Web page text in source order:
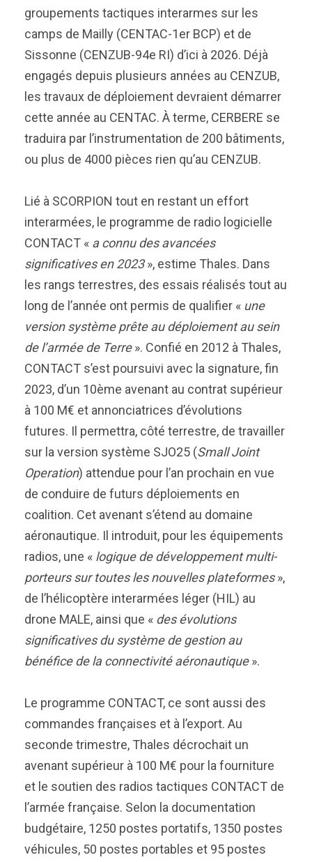
groupements tactiques interarmes sur les
camps de Mailly (CENTAC-1er BCP) et de
Sissonne (CENZUB-94e RI) d’ici à 2026. Déjà
engagés depuis plusieurs années au CENZUB,
les travaux de déploiement devraient démarrer
cette année au CENTAC. À terme, CERBERE se
traduira par l’instrumentation de 200 bâtiments,
ou plus de 4000 pièces rien qu’au CENZUB.
Lié à SCORPION tout en restant un effort
interarmées, le programme de radio logicielle
CONTACT « a connu des avancées
significatives en 2023», estime Thales. Dans
les rangs terrestres, des essais réalisés tout au
long de l’année ont permis de qualifier « une
version système prête au déploiement au sein
de l’armée de Terre». Confié en 2012 à Thales,
CONTACT s’est poursuivi avec la signature, fin
2023, d’un 10ème avenant au contrat supérieur
à 100 M€ et annonciatrices d’évolutions
futures. Il permettra, côté terrestre, de travailler
sur la version système SJO25 (Small Joint
Operation) attendue pour l’an prochain en vue
de conduire de futurs déploiements en
coalition. Cet avenant s’étend au domaine
aéronautique. Il introduit, pour les équipements
radios, une « logique de développement multi-
porteurs sur toutes les nouvelles plateformes»,
de l’hélicoptère interarmées léger (HIL) au
drone MALE, ainsi que « des évolutions
significatives du système de gestion au
bénéfice de la connectivité aéronautique».
Le programme CONTACT, ce sont aussi des
commandes françaises et à l’export. Au
seconde trimestre, Thales décrochait un
avenant supérieur à 100 M€ pour la fourniture
et le soutien des radios tactiques CONTACT de
l’armée française. Selon la documentation
budgétaire, 1250 postes portatifs, 1350 postes
véhicules, 50 postes portables et 95 postes